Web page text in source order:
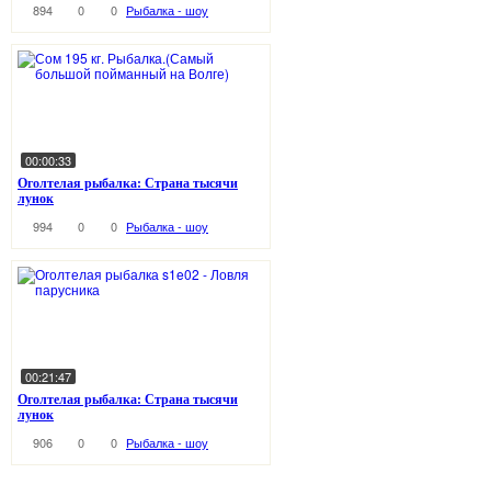
894 0 0 Рыбалка - шоу
00:00:33
Оголтелая рыбалка: Страна тысячи
лунок
994 0 0 Рыбалка - шоу
00:21:47
Оголтелая рыбалка: Страна тысячи
лунок
906 0 0 Рыбалка - шоу